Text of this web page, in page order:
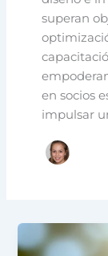
superan
en socios
impulsar